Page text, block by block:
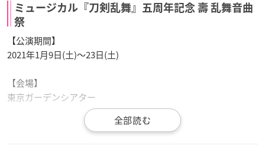
ミュージカル『刀剣乱舞』五周年記念 壽 乱舞音曲
祭
【公演期間】
2021年1月9日(土)〜23日(土)
【会場】
東京ガーデンシアター